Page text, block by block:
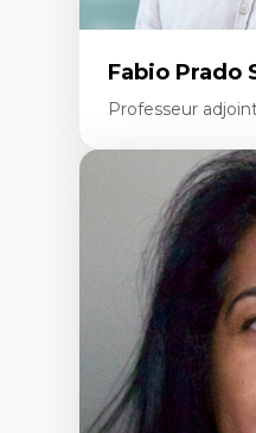
Fabio Prado
Professeur
Expertises
Innovation sociale
Technologies
Entrepreneuriat
Approches
Discours, récits
management
Transformation
communautés
Politiques
Études
Créativité et
Méthodologies